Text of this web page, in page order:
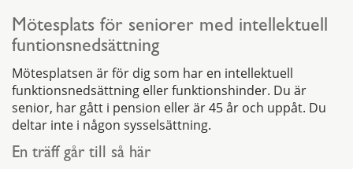
Mötesplats för seniorer med intellektuell
funtionsnedsättning
Mötesplatsen är för dig som har en intellektuell
funktionsnedsättning eller funktionshinder. Du är
senior, har gått i pension eller är 45 år och uppåt. Du
deltar inte i någon sysselsättning.
En träff går till så här